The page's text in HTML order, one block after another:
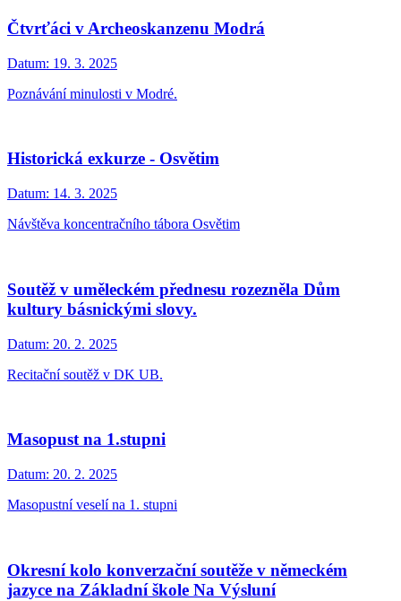
Čtvrťáci v Archeoskanzenu Modrá
Datum: 19. 3. 2025
Poznávání minulosti v Modré.
Historická exkurze - Osvětim
Datum: 14. 3. 2025
Návštěva koncentračního tábora Osvětim
Soutěž v uměleckém přednesu rozezněla Dům
kultury básnickými slovy.
Datum: 20. 2. 2025
Recitační soutěž v DK UB.
Masopust na 1.stupni
Datum: 20. 2. 2025
Masopustní veselí na 1. stupni
Okresní kolo konverzační soutěže v německém
jazyce na Základní škole Na Výsluní